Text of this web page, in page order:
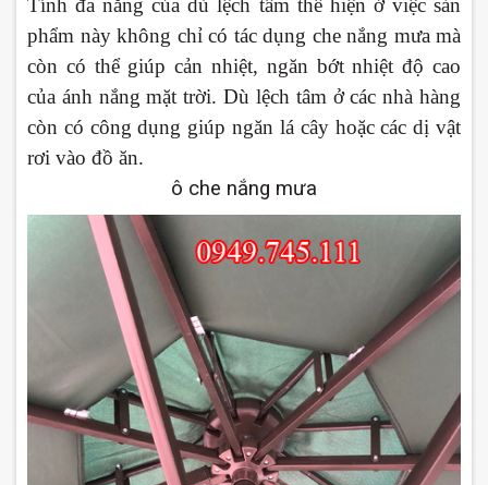
phẩm này không chỉ có tác dụng che nắng mưa mà
còn có thể giúp cản nhiệt, ngăn bớt nhiệt độ cao
của ánh nắng mặt trời. Dù lệch tâm ở các nhà hàng
còn có công dụng giúp ngăn lá cây hoặc các dị vật
rơi vào đồ ăn.
ô che nắng mưa